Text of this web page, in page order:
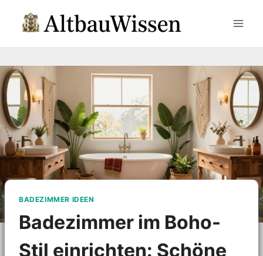
Inhalt
BADEZIMMER IDEEN
Badezimmer im Boho-
Stil einrichten: Schöne